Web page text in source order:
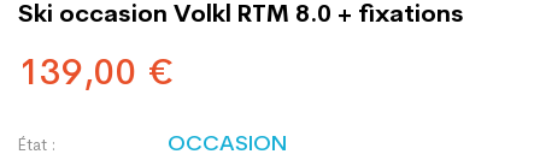
Ski occasion Volkl RTM 8.0 + fixations
139,00 €
État : OCCASION